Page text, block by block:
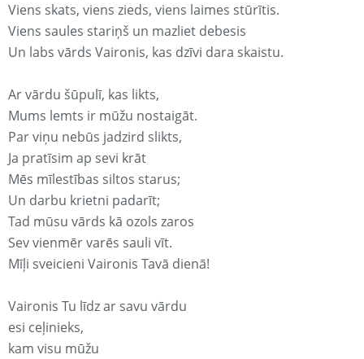
Viens skats, viens zieds, viens laimes stūrītis.
Viens saules stariņš un mazliet debesis
Un labs vārds Vaironis, kas dzīvi dara skaistu.
Ar vārdu šūpulī, kas likts,
Mums lemts ir mūžu nostaigāt.
Par viņu nebūs jadzird slikts,
Ja pratīsim ap sevi krāt
Mēs mīlestības siltos starus;
Un darbu krietni padarīt;
Tad mūsu vārds kā ozols zaros
Sev vienmēr varēs sauli vīt.
Mīļi sveicieni Vaironis Tavā dienā!
Vaironis Tu līdz ar savu vārdu
esi ceļinieks,
kam visu mūžu